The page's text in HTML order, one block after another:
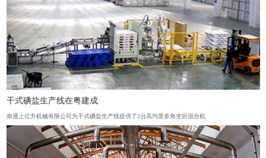
干式碘盐生产线在粤建成
南通上亿升机械有限公司为干式碘盐生产线提供了2台高均度多角变距混合机